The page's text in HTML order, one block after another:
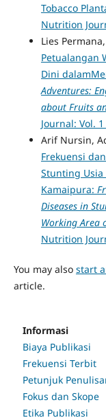
Tobacco
Nutrition
Lies
Petualangan
Dini
Adventures:
about Fruits
Journal: Vol.
Arif Nursin,
Frekuensi
Stunting Usia
Kamaipura:
Diseases in
Working Area
Nutrition
You may also start
article.
Informasi
Biaya Publikasi
Frekuensi Terbit
Petunjuk
Fokus dan Skope
Etika Publikasi